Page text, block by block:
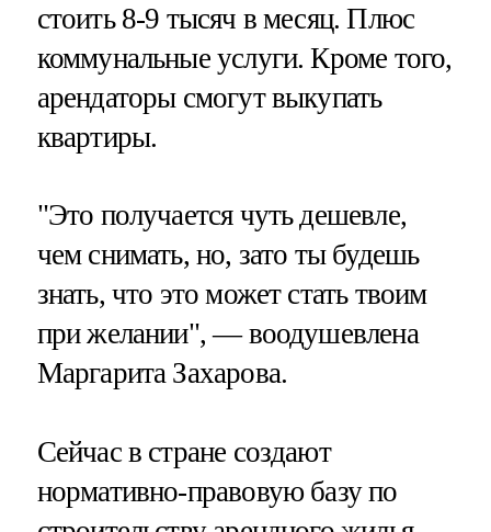
стоить 8-9 тысяч в месяц. Плюс
коммунальные услуги. Кроме того,
арендаторы смогут выкупать
квартиры.
"Это получается чуть дешевле,
чем снимать, но, зато ты будешь
знать, что это может стать твоим
при желании", — воодушевлена
Маргарита Захарова.
Сейчас в стране создают
нормативно-правовую базу по